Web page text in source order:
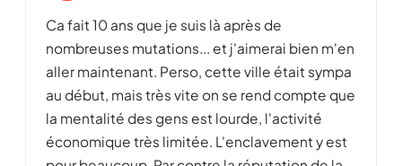
Ca fait 10 ans que je suis là après de
nombreuses mutations... et j'aimerai bien m'en
aller maintenant. Perso, cette ville était sympa
au début, mais très vite on se rend compte que
la mentalité des gens est lourde, l'activité
économique très limitée. L'enclavement y est